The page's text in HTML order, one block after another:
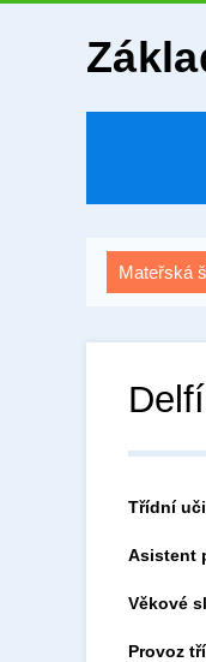
Mateřská
Třídní
Asistent
Věkové
Provoz